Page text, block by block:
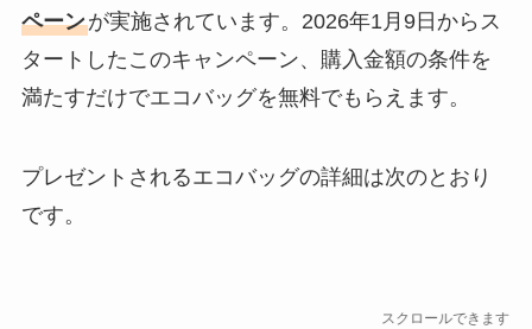
ペーンが実施されています。2026年1月9日からス
タートしたこのキャンペーン、購入金額の条件を
満たすだけでエコバッグを無料でもらえます。
プレゼントされるエコバッグの詳細は次のとおり
です。
スクロールできます